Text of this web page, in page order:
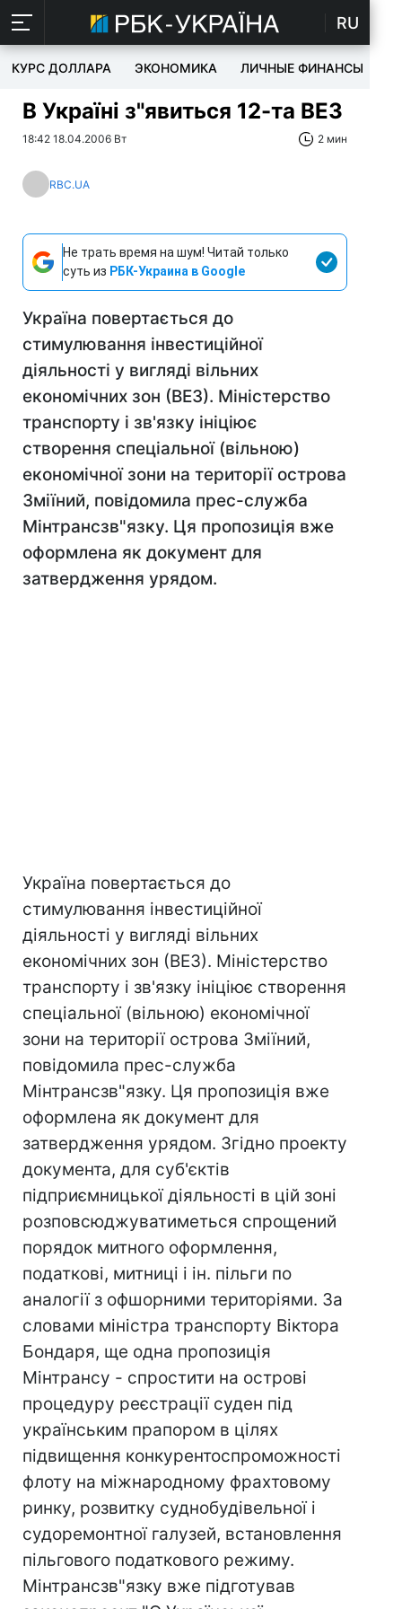
RU
КУРС ДОЛЛАРА ЭКОНОМИКА ЛИЧНЫЕ ФИНАНСЫ
В Україні з"явиться 12-та ВЕЗ
18:42 18.04.2006 Вт 2 мин
RBC.UA
Не трать время на шум! Читай только
суть из РБК-Украина в Google
Україна повертається до
стимулювання інвестиційної
діяльності у вигляді вільних
економічних зон (ВЕЗ). Міністерство
транспорту і зв'язку ініціює
створення спеціальної (вільною)
економічної зони на території острова
Зміїний, повідомила прес-служба
Мінтрансзв"язку. Ця пропозиція вже
оформлена як документ для
затвердження урядом.
Україна повертається до
стимулювання інвестиційної
діяльності у вигляді вільних
економічних зон (ВЕЗ). Міністерство
транспорту і зв'язку ініціює створення
спеціальної (вільною) економічної
зони на території острова Зміїний,
повідомила прес-служба
Мінтрансзв"язку. Ця пропозиція вже
оформлена як документ для
затвердження урядом. Згідно проекту
документа, для суб'єктів
підприємницької діяльності в цій зоні
розповсюджуватиметься спрощений
порядок митного оформлення,
податкові, митниці і ін. пільги по
аналогії з офшорними територіями. За
словами міністра транспорту Віктора
Бондаря, ще одна пропозиція
Мінтрансу - спростити на острові
процедуру реєстрації суден під
українським прапором в цілях
підвищення конкурентоспроможності
флоту на міжнародному фрахтовому
ринку, розвитку суднобудівельної і
судоремонтної галузей, встановлення
пільгового податкового режиму.
Мінтрансзв"язку вже підготував